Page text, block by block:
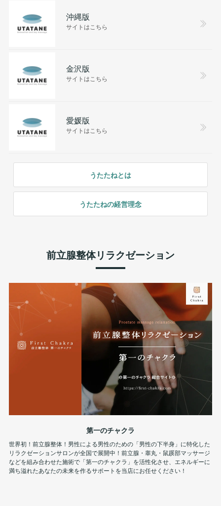
沖縄版
サイトはこちら
金沢版
サイトはこちら
愛媛版
サイトはこちら
うたたねとは
うたたねの経営理念
前立腺整体リラクゼーション
第一のチャクラ
世界初！前立腺整体！男性による男性のための「男性の下半身」に特化した
リラクゼーションサロンが全国で展開中！前立腺・睾丸・鼠蹊部マッサージ
などを組み合わせた施術で「第一のチャクラ」を活性化させ、エネルギーに
満ち溢れたあなたの未来を作るサポートを当店にお任せください！